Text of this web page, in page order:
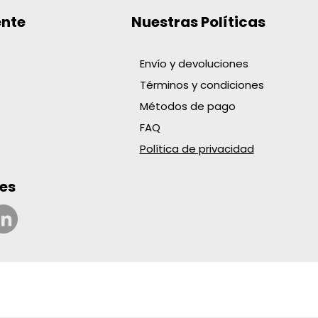
KILOMETRICO
DOMES. T:9 CAL 18 AMA
TRAPERO PABILO X370GR
Nuestras Políticas
Envío y devoluciones
Términos y condiciones
Métodos de pago
FAQ
Política de privacidad